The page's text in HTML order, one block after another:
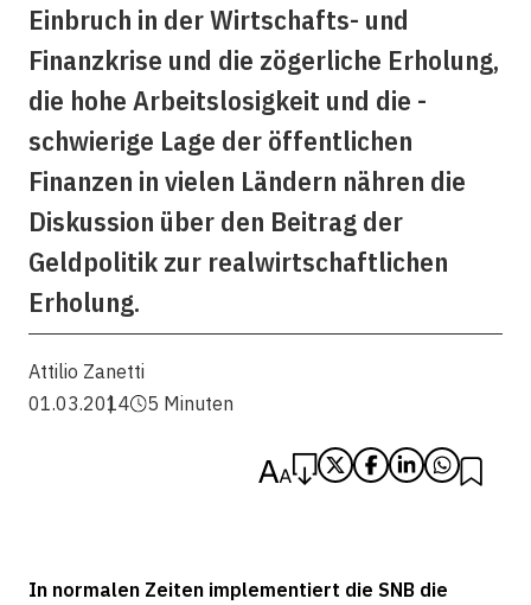
Einbruch in der Wirtschafts- und
Finanzkrise und die zögerliche Erholung,
die hohe Arbeitslosigkeit und die ­
schwierige Lage der öffentlichen
Finanzen in vielen Ländern ­nähren die
Diskussion über den Beitrag der
Geldpolitik zur ­realwirtschaftlichen
Erholung.
Attilio Zanetti
01.03.2014
5 Minuten
In normalen Zeiten implementiert die SNB die